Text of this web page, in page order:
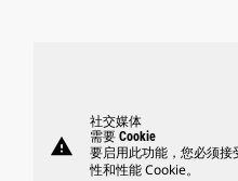
warning
社交媒体
需要 Cookie
要启用此功能，您必须
性和性能 Cookie。